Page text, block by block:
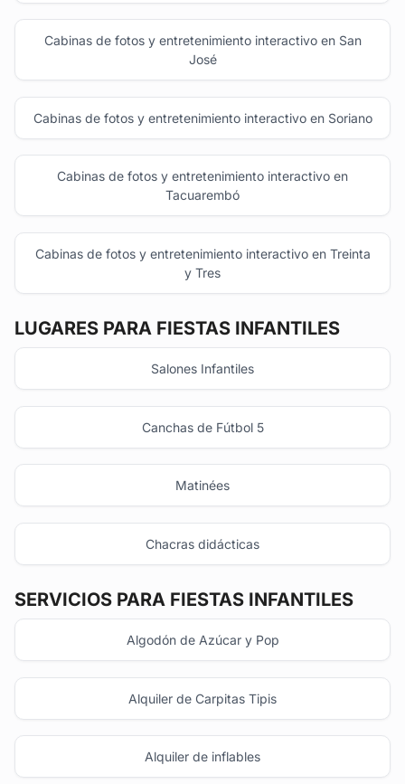
Cabinas de fotos y entretenimiento interactivo en San
José
Cabinas de fotos y entretenimiento interactivo en Soriano
Cabinas de fotos y entretenimiento interactivo en
Tacuarembó
Cabinas de fotos y entretenimiento interactivo en Treinta
y Tres
LUGARES PARA FIESTAS INFANTILES
Salones Infantiles
Canchas de Fútbol 5
Matinées
Chacras didácticas
SERVICIOS PARA FIESTAS INFANTILES
Algodón de Azúcar y Pop
Alquiler de Carpitas Tipis
Alquiler de inflables